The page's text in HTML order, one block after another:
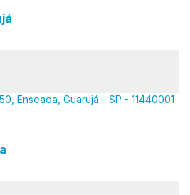
Enseada, Guarujá - SP - 11440001